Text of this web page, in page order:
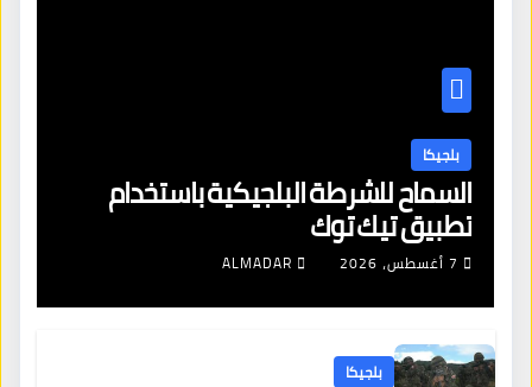
بلجيكا
السماح للشرطة البلجيكية باستخدام
تطبيق تيك توك
7 أغسطس، 2026 ALMADAR
بلجيكا